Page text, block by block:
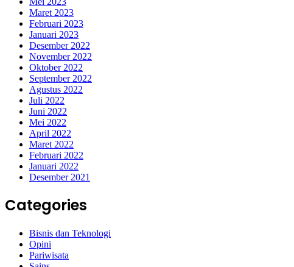
Maret 2023
Februari 2023
Januari 2023
Desember 2022
November 2022
Oktober 2022
September 2022
Agustus 2022
Juli 2022
Juni 2022
Mei 2022
April 2022
Maret 2022
Februari 2022
Januari 2022
Desember 2021
Categories
Bisnis dan Teknologi
Opini
Pariwisata